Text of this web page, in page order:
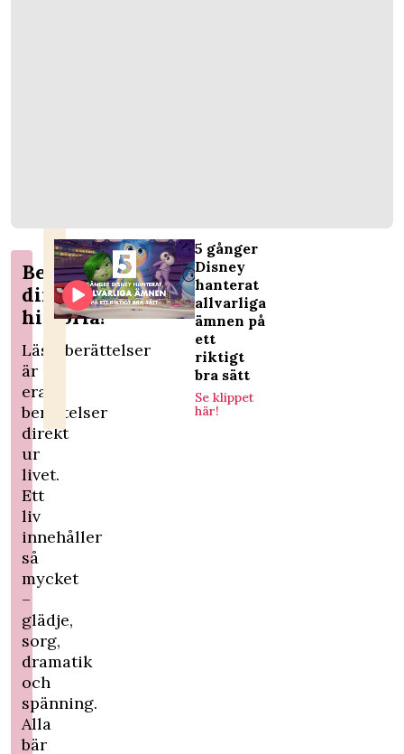
Berätta
din
historia!
Läsarberättelser
är
era
berättelser
direkt
ur
livet.
Ett
liv
innehåller
så
mycket
–
glädje,
sorg,
dramatik
och
spänning.
Alla
bär
5 gånger
Disney
hanterat
allvarliga
ämnen på
ett
riktigt
bra sätt
Se klippet
här!